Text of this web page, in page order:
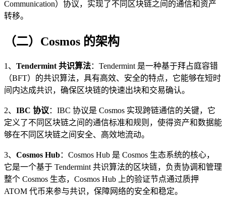
Communication）协议，实现了不同区块链之间的通信和资产
转移。
（二）Cosmos 的架构
1、 Tendermint 共识算法：Tendermint 是一种基于拜占庭容错
（BFT）的共识算法，具有高效、安全的特点，它能够在短时
间内达成共识，确保区块链的快速出块和交易确认。
2、 IBC 协议 ：IBC 协议是 Cosmos 实现跨链通信的关键，它
定义了不同区块链之间的通信标准和规则，使得资产和数据能
够在不同区块链之间安全、高效地流动。
3、 Cosmos Hub：Cosmos Hub 是 Cosmos 生态系统的核心，
它是一个基于 Tendermint 共识算法的区块链，负责协调和管理
整个 Cosmos 生态，Cosmos Hub 上的验证节点通过质押
ATOM 代币来参与共识，保障网络的安全和稳定。